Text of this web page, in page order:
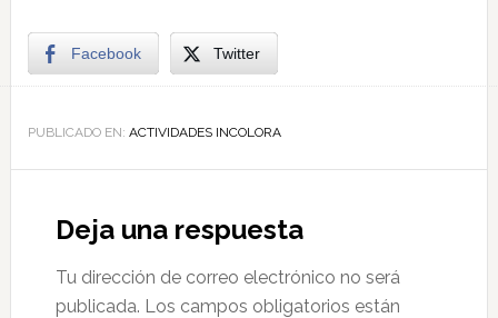
Facebook Twitter
PUBLICADO EN: ACTIVIDADES INCOLORA
Deja una respuesta
Tu dirección de correo electrónico no será
publicada. Los campos obligatorios están